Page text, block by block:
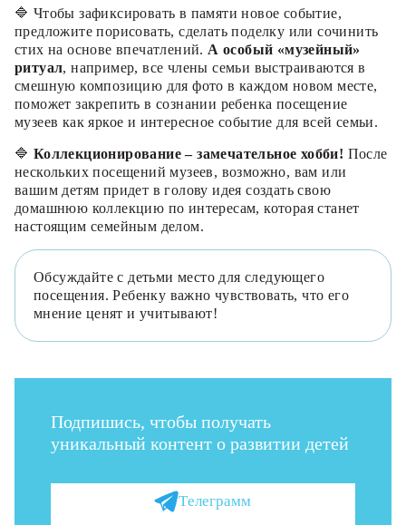
🔷 Чтобы зафиксировать в памяти новое событие,
предложите порисовать, сделать поделку или сочинить
стих на основе впечатлений. А особый «музейный»
ритуал, например, все члены семьи выстраиваются в
смешную композицию для фото в каждом новом месте,
поможет закрепить в сознании ребенка посещение
музеев как яркое и интересное событие для всей семьи.
🔷 Коллекционирование – замечательное хобби! После
нескольких посещений музеев, возможно, вам или
вашим детям придет в голову идея создать свою
домашнюю коллекцию по интересам, которая станет
настоящим семейным делом.
Обсуждайте с детьми место для следующего
посещения. Ребенку важно чувствовать, что его
мнение ценят и учитывают!
Подпишись, чтобы получать
уникальный контент о развитии детей
Телеграмм